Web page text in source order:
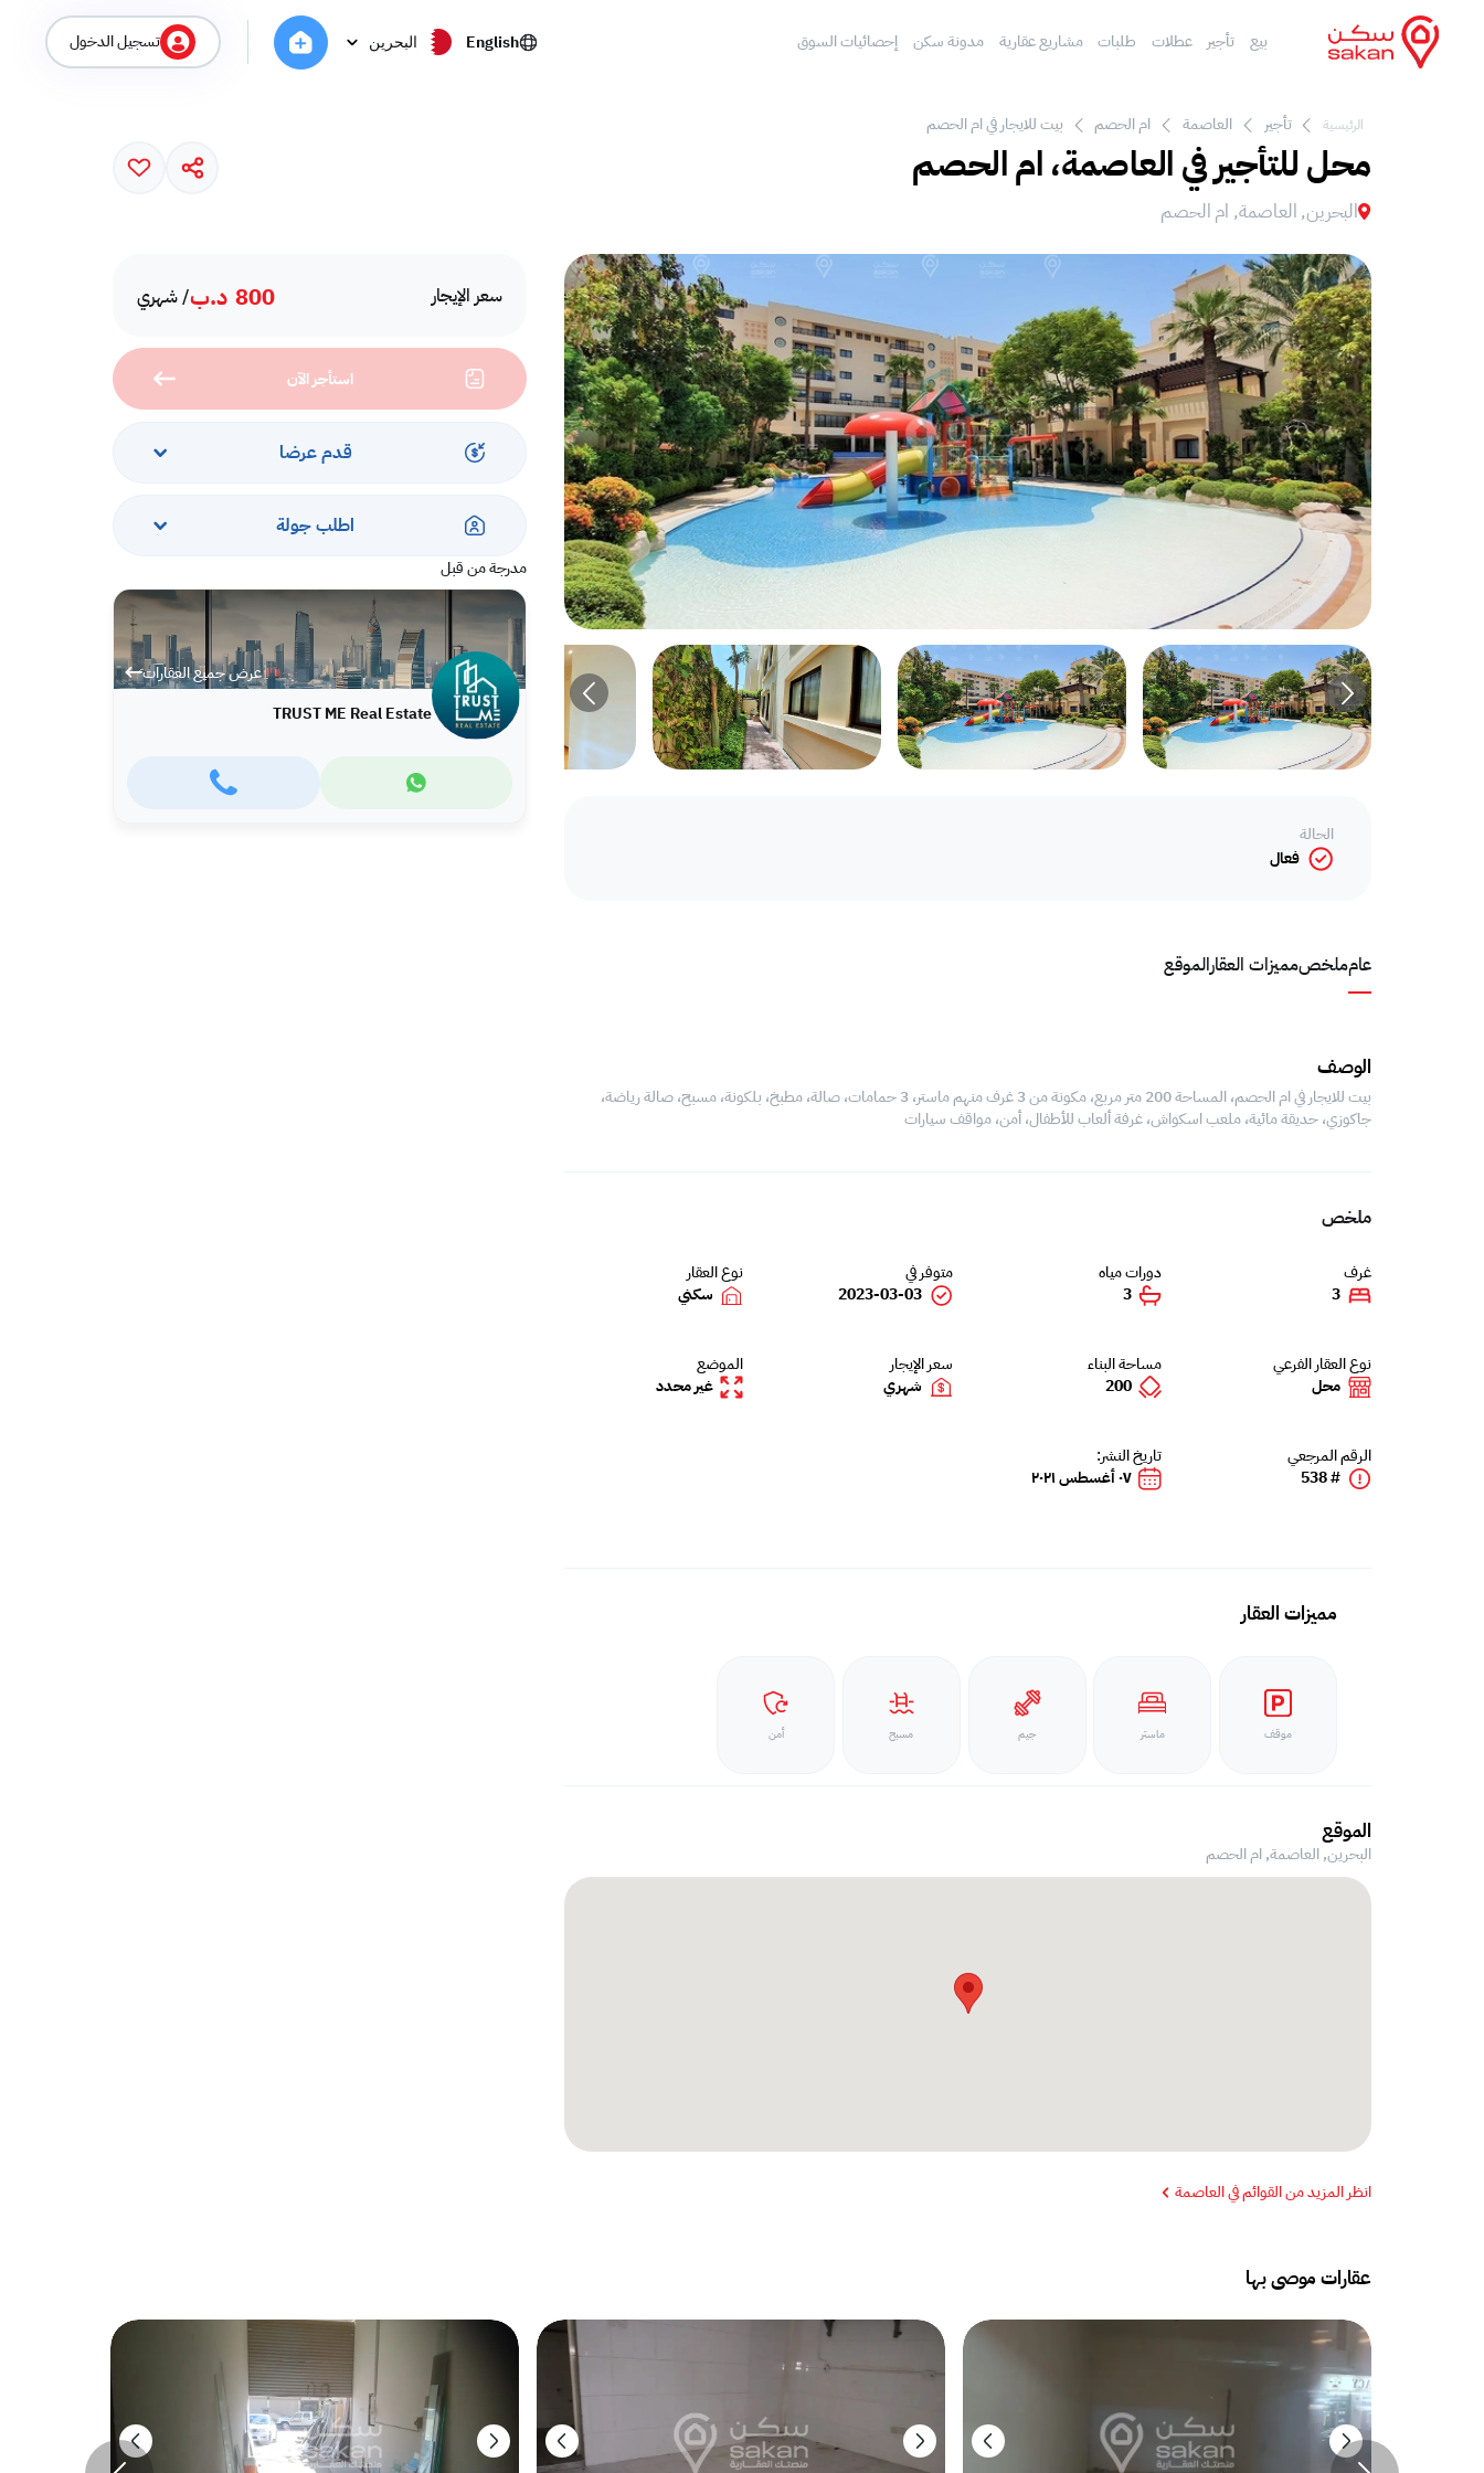
بيع تأجير عطلات طلبات مشاريع عقارية مدونة سكن إحصائيات السوق English البحرين تسجيل الدخول
الرئيسية تأجير العاصمة ام الحصم بيت للايجار في ام الحصم
محل للتأجير في العاصمة، ام الحصم
البحرين, العاصمة, ام الحصم
سعر الإيجار 800 د.ب/ شهري
استأجر الآن
قدم عرضا
اطلب جولة
مدرجة من قبل
عرض جميع العقارات
TRUST ME Real Estate
عامملخصمميزات العقارالموقع
الحالة
فعال
الوصف
بيت للايجار في ام الحصم، المساحة 200 متر مربع، مكونة من 3 غرف منهم ماستر، 3 حمامات، صالة، مطبخ، بلكونة، مسبح، صالة رياضة،
جاكوزي، حديقة مائية، ملعب اسكواش، غرفة ألعاب للأطفال، أمن، مواقف سيارات
ملخص
غرف
3
دورات مياه
3
متوفر في
2023-03-03
نوع العقار
سكني
نوع العقار الفرعي
محل
مساحة البناء
200
سعر الإيجار
شهري
الموضع
غير محدد
الرقم المرجعي
# 538
تاريخ النشر:
٠٧ أغسطس ٢٠٢١
مميزات العقار
موقف ماستر جيم مسبح أمن
الموقع
البحرين, العاصمة,ام الحصم
انظر المزيد من القوائم في العاصمة
عقارات موصى بها